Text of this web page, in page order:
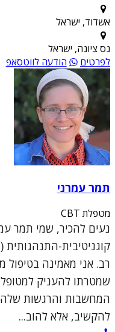
אשדוד, ישראל
נס ציונה, ישראל
לפרטים
הודעה לווטסאפ
תמר עמרני
מטפלת CBT
נעים להכיר, שמי תמר
רב. אני מאמינה בטיפול
שמטרתו להעניק
המחשבות והרגשות
להקשיב, אלא להוב...